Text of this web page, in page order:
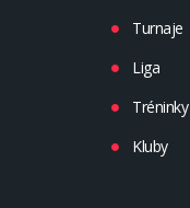
Turnaje
Liga
Tréninky
Kluby